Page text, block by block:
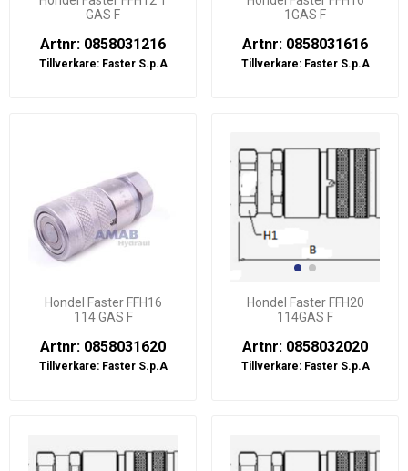
GAS F
Artnr: 0858031216
Tillverkare: Faster S.p.A
1GAS F
Artnr: 0858031616
Tillverkare: Faster S.p.A
Hondel Faster FFH16
114 GAS F
Artnr: 0858031620
Tillverkare: Faster S.p.A
Hondel Faster FFH20
114GAS F
Artnr: 0858032020
Tillverkare: Faster S.p.A